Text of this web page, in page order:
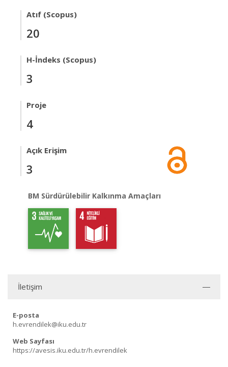
Atıf (Scopus)
20
H-İndeks (Scopus)
3
Proje
4
Açık Erişim
3
BM Sürdürülebilir Kalkınma Amaçları
İletişim
E-posta
h.evrendilek@iku.edu.tr
Web Sayfası
https://avesis.iku.edu.tr/h.evrendilek